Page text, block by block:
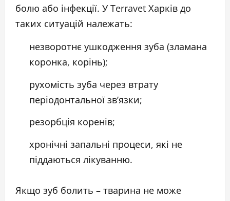
болю або інфекції. У Terravet Харків до
таких ситуацій належать:
незворотнє ушкодження зуба (зламана
коронка, корінь);
рухомість зуба через втрату
періодонтальної зв’язки;
резорбція коренів;
хронічні запальні процеси, які не
піддаються лікуванню.
Якщо зуб болить – тварина не може